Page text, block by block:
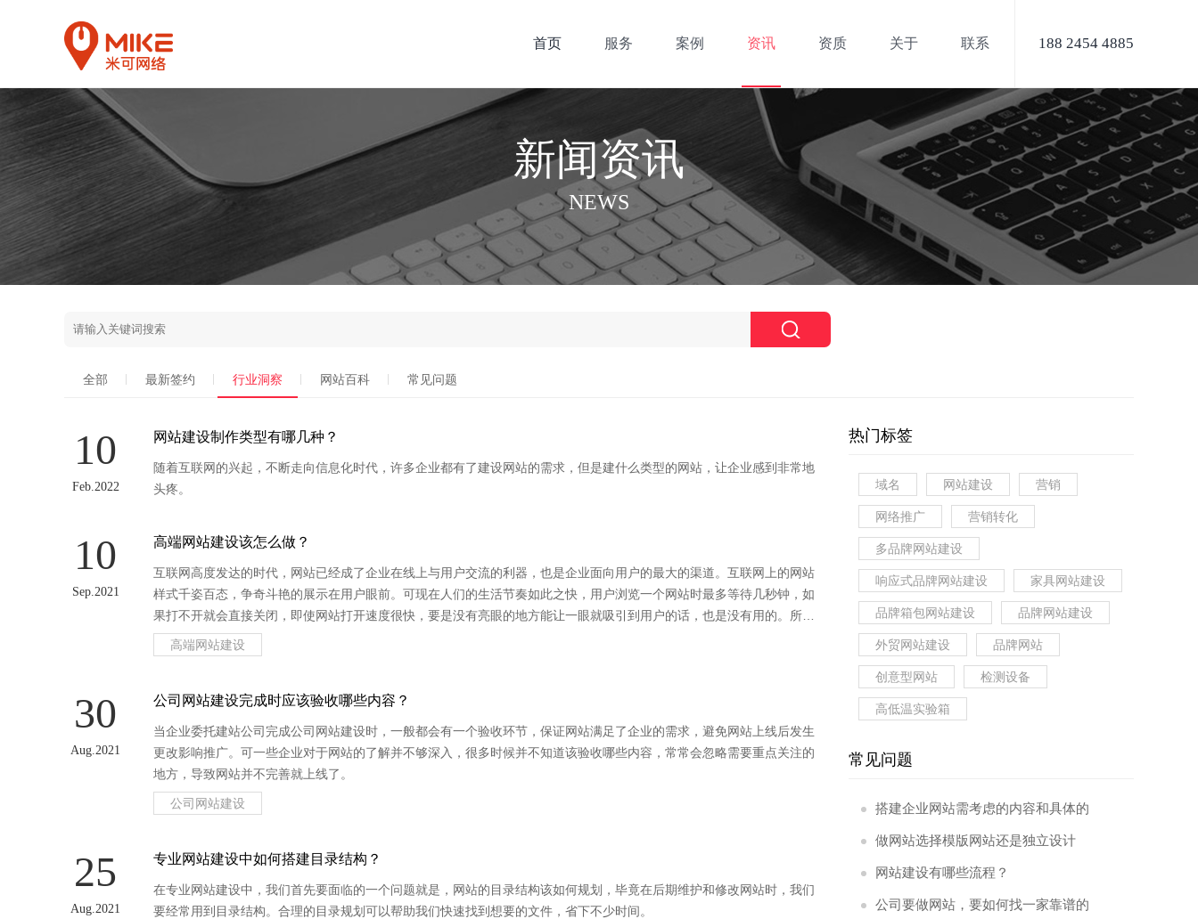
188 2454 4885
首页 服务 案例 资讯 资质 关于 联系
新闻资讯
NEWS
全部 最新签约 行业洞察 网站百科 常见问题
10
Feb.2022
网站建设制作类型有哪几种？
随着互联网的兴起，不断走向信息化时代，许多企业都有了建设网站的需求，但是建什么类型的网站，让企业感到非常地
头疼。
10
Sep.2021
高端网站建设该怎么做？
互联网高度发达的时代，网站已经成了企业在线上与用户交流的利器，也是企业面向用户的最大的渠道。互联网上的网站
样式千姿百态，争奇斗艳的展示在用户眼前。可现在人们的生活节奏如此之快，用户浏览一个网站时最多等待几秒钟，如
果打不开就会直接关闭，即使网站打开速度很快，要是没有亮眼的地方能让一眼就吸引到用户的话，也是没有用的。所
以，我们如果要做就要做高端网站建设。
高端网站建设
30
Aug.2021
公司网站建设完成时应该验收哪些内容？
当企业委托建站公司完成公司网站建设时，一般都会有一个验收环节，保证网站满足了企业的需求，避免网站上线后发生
更改影响推广。可一些企业对于网站的了解并不够深入，很多时候并不知道该验收哪些内容，常常会忽略需要重点关注的
地方，导致网站并不完善就上线了。
公司网站建设
25
Aug.2021
专业网站建设中如何搭建目录结构？
在专业网站建设中，我们首先要面临的一个问题就是，网站的目录结构该如何规划，毕竟在后期维护和修改网站时，我们
要经常用到目录结构。合理的目录规划可以帮助我们快速找到想要的文件，省下不少时间。
热门标签
域名 网站建设 营销
网络推广 营销转化
多品牌网站建设
响应式品牌网站建设 家具网站建设
品牌箱包网站建设 品牌网站建设
外贸网站建设 品牌网站
创意型网站 检测设备
高低温实验箱
常见问题
搭建企业网站需考虑的内容和具体的
流程是什么?
做网站选择模版网站还是独立设计
好？
网站建设有哪些流程？
公司要做网站，要如何找一家靠谱的